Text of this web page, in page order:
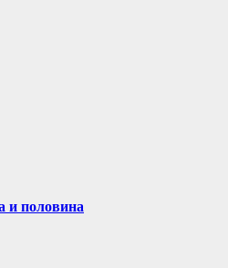
и половина